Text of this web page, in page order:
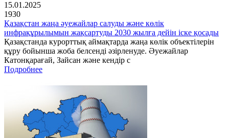
15.01.2025
1930
Қазақстан жаңа әуежайлар салуды және көлік
инфрақұрылымын жақсартуды 2030 жылға дейін іске қосады
Қазақстанда курорттық аймақтарда жаңа көлік объектілерін
құру бойынша жоба белсенді әзірленуде. Әуежайлар
Катонқарағай, Зайсан және кендір с
Подробнее